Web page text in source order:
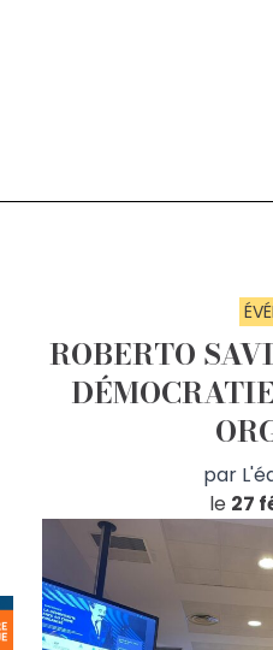
ROBERTO
par
le 27